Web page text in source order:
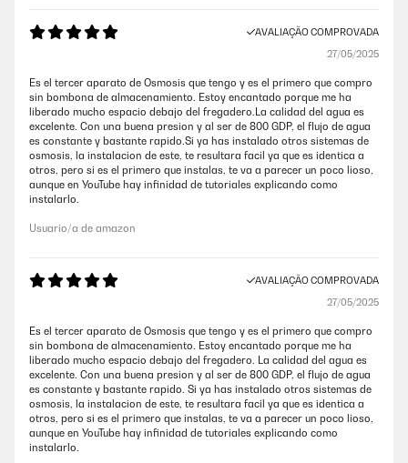
AVALIAÇÃO COMPROVADA
27/05/2025
Es el tercer aparato de Osmosis que tengo y es el primero que compro
sin bombona de almacenamiento. Estoy encantado porque me ha
liberado mucho espacio debajo del fregadero.La calidad del agua es
excelente. Con una buena presion y al ser de 800 GDP, el flujo de agua
es constante y bastante rapido.Si ya has instalado otros sistemas de
osmosis, la instalacion de este, te resultara facil ya que es identica a
otros, pero si es el primero que instalas, te va a parecer un poco lioso,
aunque en YouTube hay infinidad de tutoriales explicando como
instalarlo.
Usuario/a de amazon
AVALIAÇÃO COMPROVADA
27/05/2025
Es el tercer aparato de Osmosis que tengo y es el primero que compro
sin bombona de almacenamiento. Estoy encantado porque me ha
liberado mucho espacio debajo del fregadero. La calidad del agua es
excelente. Con una buena presion y al ser de 800 GDP, el flujo de agua
es constante y bastante rapido. Si ya has instalado otros sistemas de
osmosis, la instalacion de este, te resultara facil ya que es identica a
otros, pero si es el primero que instalas, te va a parecer un poco lioso,
aunque en YouTube hay infinidad de tutoriales explicando como
instalarlo.